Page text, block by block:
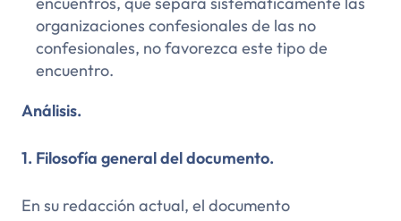
organizaciones confesionales de las no
confesionales, no favorezca este tipo de
encuentro.
Análisis.
1. Filosofía general del documento.
En su redacción actual, el documento